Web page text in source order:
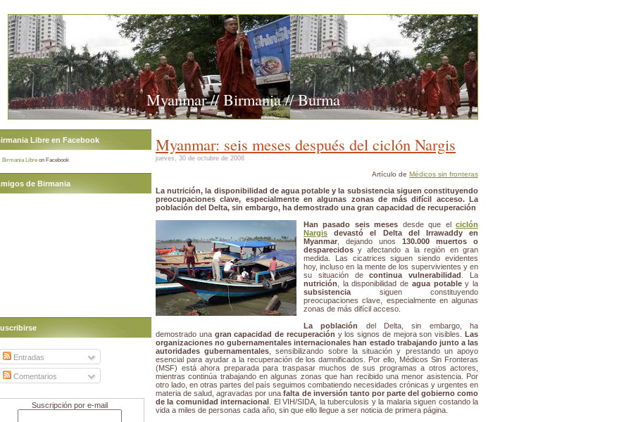
Myanmar // Birmania // Burma
Myanmar: seis meses después del ciclón Nargis
jueves, 30 de octubre de 2008
Artículo de Médicos sin fronteras
La nutrición, la disponibilidad de agua potable y la subsistencia siguen constituyendo
preocupaciones clave, especialmente en algunas zonas de más difícil acceso. La
población del Delta, sin embargo, ha demostrado una gran capacidad de recuperación
Han pasado seis meses desde que elciclón
Nargis
devastó el Delta del Irrawaddy en
Myanmar , dejando unos 130.000 muertos o
desparecidos y afectando a la región en gran
medida. Las cicatrices siguen siendo evidentes
hoy, incluso en la mente de los supervivientes y en
su situación decontinua vulnerabilidad
. La
nutrición , la disponibilidad de agua potabley la
subsistencia siguen constituyendo
preocupaciones clave, especialmente en algunas
zonas de más difícil acceso.
La población
del Delta, sin embargo, ha
demostrado una gran capacidad de recuperación y los signos de mejora son visibles.Las
organizaciones no gubernamentales internacionales han estado trabajando junto a las
autoridades gubernamentales , sensibilizando sobre la situación y prestando un apoyo
esencial para ayudar a la recuperación de los damnificados. Por ello, Médicos Sin Fronteras
(MSF) está ahora preparada para traspasar muchos de sus programas a otros actores,
mientras continúa trabajando en algunas zonas que han recibido una menor asistencia. Por
otro lado, en otras partes del país seguimos combatiendo necesidades crónicas y urgentes en
materia de salud, agravadas por unafalta de inversión tanto por parte del gobierno como
de la comunidad internacional . El VIH/SIDA, la tuberculosis y la malaria siguen costando la
vida a miles de personas cada año, sin que ello llegue a ser noticia de primera página.
Libre en Facebook
Birmania Libre on Facebook
de Birmania
Entradas
Comentarios
Suscripción por e-mail